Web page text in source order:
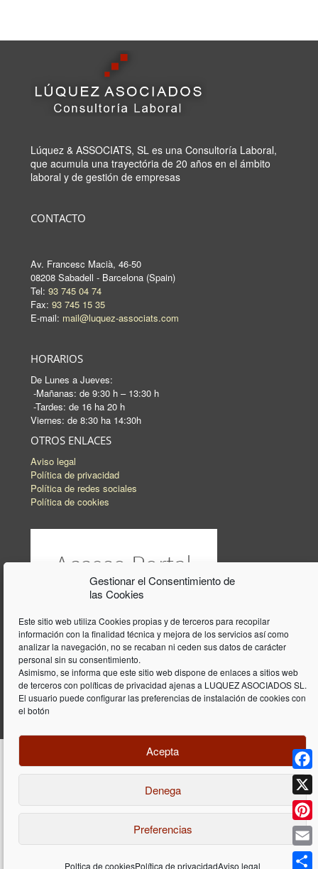
Gestionar el Consentimiento de
las Cookies
Este sitio web utiliza Cookies propias y de terceros para recopilar
información con la finalidad técnica y mejora de los servicios así como
analizar la navegación, no se recaban ni ceden sus datos de carácter
personal sin su consentimiento.
Asimismo, se informa que este sitio web dispone de enlaces a sitios web
de terceros con políticas de privacidad ajenas a LUQUEZ ASOCIADOS SL.
El usuario puede configurar las preferencias de instalación de cookies con
el botón
Acepta
Denega
Preferencias
Poltica de cookiesPolítica de privacidadAviso legal
Lúquez & ASSOCIATS, SL es una Consultoría Laboral,
que acumula una trayectória de 20 años en el ámbito
laboral y de gestión de empresas
CONTACTO
Av. Francesc Macià, 46-50
08208 Sabadell - Barcelona (Spain)
Tel: 93 745 04 74
Fax: 93 745 15 35
E-mail: mail@luquez-associats.com
HORARIOS
De Lunes a Jueves:
-Mañanas: de 9:30 h – 13:30 h
-Tardes: de 16 ha 20 h
Viernes: de 8:30 ha 14:30h
OTROS ENLACES
Aviso legal
Política de privacidad
Política de redes sociales
Política de cookies
Diseño y programación web porDieres.com
| Lúquez Associats SL | ©
X
Email